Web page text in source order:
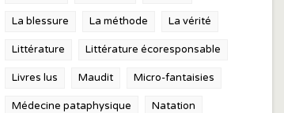
La blessure La méthode La vérité
Littérature Littérature écoresponsable
Livres lus Maudit Micro-fantaisies
Médecine pataphysique Natation